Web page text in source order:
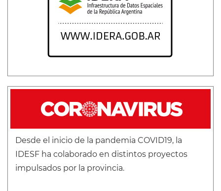
Desde el inicio de la pandemia COVID19, la
IDESF ha colaborado en distintos proyectos
impulsados por la provincia.